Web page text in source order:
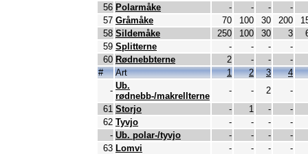
56 Polarmåke - - -
-
57 Gråmåke 70 100 30 200
58 Sildemåke 250 100 30 3
59 Splitterne - - -
-
60 Rødnebbterne 2 - -
-
#
Art 1 2 3
4
- Ub.
rødnebb-/makrellterne
- - 2
-
61 Storjo - 1 -
-
62 Tyvjo - - -
-
- Ub. polar-/tyvjo - - -
-
63 Lomvi - - -
-